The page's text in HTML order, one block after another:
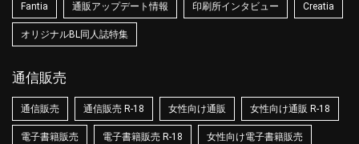
Fantia 通販アップデート情報 印刷所インタビュー Creatia
オリジナルBL同人誌特集
通信販売
通信販売 通信販売 R-18 女性向け通販 女性向け通販 R-18
電子書籍販売 電子書籍販売 R-18 女性向け電子書籍販売